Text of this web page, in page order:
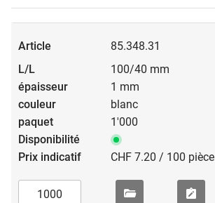
85.348.31
100/40 mm
1 mm
blanc
1'000
CHF 7.20 / 100 pièce